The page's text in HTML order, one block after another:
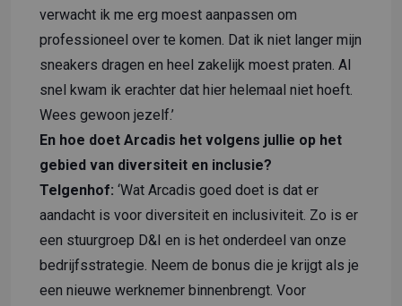
verwacht ik me erg moest aanpassen om
professioneel over te komen. Dat ik niet langer mijn
sneakers dragen en heel zakelijk moest praten. Al
snel kwam ik erachter dat hier helemaal niet hoeft.
Wees gewoon jezelf.’
En hoe doet Arcadis het volgens jullie op het
gebied van diversiteit en inclusie?
Telgenhof: ‘Wat Arcadis goed doet is dat er
aandacht is voor diversiteit en inclusiviteit. Zo is er
een stuurgroep D&I en is het onderdeel van onze
bedrijfsstrategie. Neem de bonus die je krijgt als je
een nieuwe werknemer binnenbrengt. Voor